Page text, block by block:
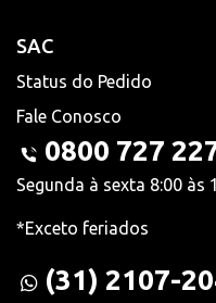
SAC
Status do Pedido
Fale Conosco
0800 727
Segunda à sexta 8:00 às
*Exceto feriados
(31) 2107-